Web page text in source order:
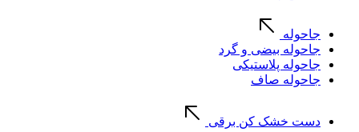
جاحوله
جاحوله بیضی و گرد
جاحوله پلاستیکی
جاحوله صاف
دست خشک کن برقی